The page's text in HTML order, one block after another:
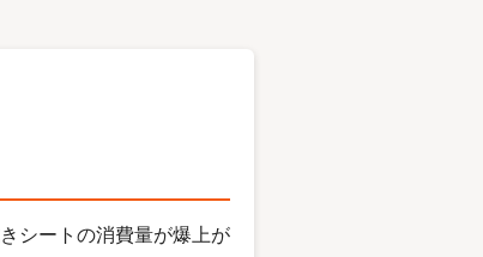
シートの消費量が爆上が